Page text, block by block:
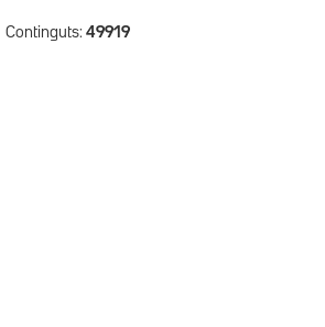
Continguts: 49919